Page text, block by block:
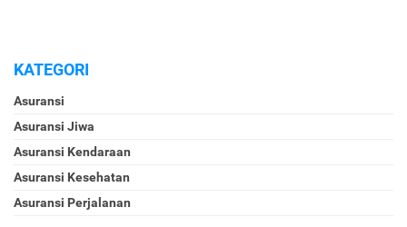
KATEGORI
Asuransi
Asuransi Jiwa
Asuransi Kendaraan
Asuransi Kesehatan
Asuransi Perjalanan